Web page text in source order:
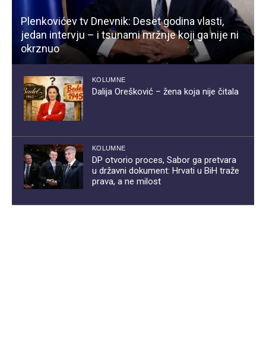
Plenkovićev tv Dnevnik: Deset godina vlasti,
jedan intervju – i tsunami mržnje koji ga nije ni
okrznuo
KOLUMNE
Dalija Orešković – žena koja nije čitala
KOLUMNE
DP otvorio proces, Sabor ga pretvara
u državni dokument: Hrvati u BiH traže
prava, a ne milost